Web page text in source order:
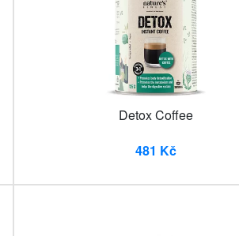
Detox Coffee
481 Kč